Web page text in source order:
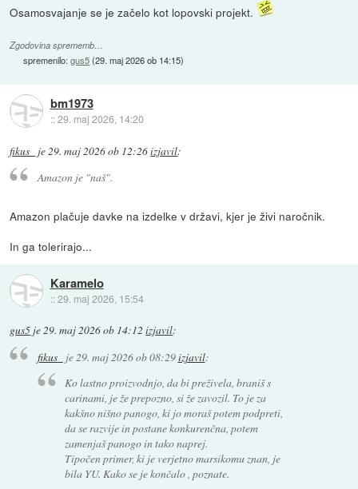
Osamosvajanje se je začelo kot lopovski projekt.
Zgodovina sprememb…
spremenilo:gus5(29. maj 2026 ob 14:15)
bm1973
::29. maj 2026, 14:20
fikus_ je29. maj 2026 ob 12:26izjavil:
Amazon je "naš".
Amazon plačuje davke na izdelke v državi, kjer je živi naročnik.
In ga tolerirajo...
Karamelo
::29. maj 2026, 15:54
gus5 je29. maj 2026 ob 14:12 izjavil:
fikus_ je 29. maj 2026 ob 08:29izjavil:
Ko lastno proizvodnjo, da bi preživela, braniš s
carinami, je že prepozno, si že zavozil. To je za
kakšno nišno panogo, ki jo moraš potem podpreti,
da se razvije in postane konkurenčna, potem
zamenjaš panogo in tako naprej.
Tipočen primer, ki je verjetno marsikomu znan, je
bila YU. Kako se je končalo , poznate.